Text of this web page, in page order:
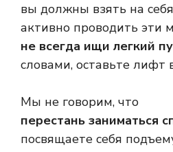
вы должны взять на
активно проводить эти
не всегда ищи легкий
словами, оставьте лифт
Мы не говорим, что
перестань заниматься
посвящаете себя